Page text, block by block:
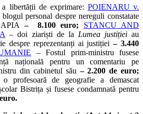
libertății de exprimare: POIENARU v.
personal despre nereguli constatate
APIA– 8.100 euro; STANCU AND
– doi ziariști de la Lumea justițieiau
despre reprezentanți ai justiției– 3.440
– Fostul prim-ministru fusese
națională pentru un comentariu pe
din cabinetul său– 2.200 de euro;
o profesoară de geografie a demascat
Bistrița și fusese condamnată pentru